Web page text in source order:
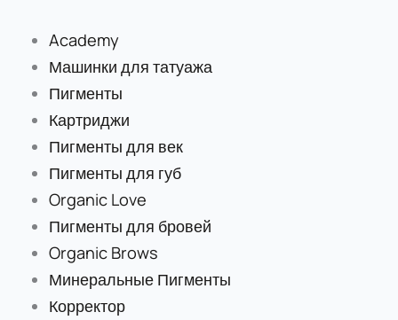
содержимому
Academy
Машинки для татуажа
Пигменты
Картриджи
Пигменты для век
Пигменты для губ
Organic Love
Пигменты для бровей
Organic Brows
Минеральные Пигменты
Корректор